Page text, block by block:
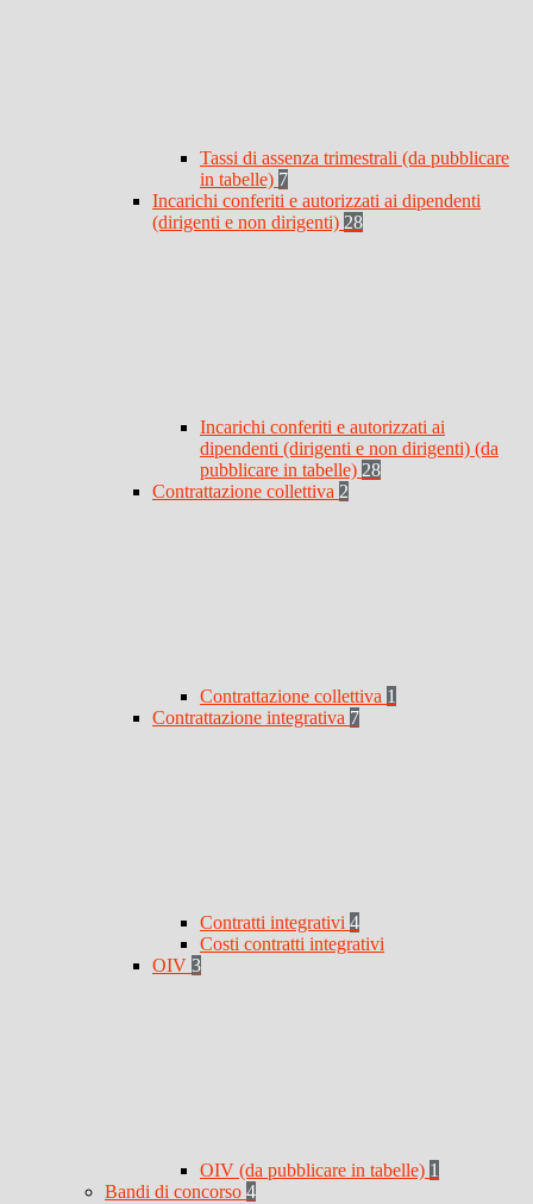
Tassi di assenza trimestrali (da pubblicare
in tabelle) 7
Incarichi conferiti e autorizzati ai dipendenti
(dirigenti e non dirigenti) 28
Incarichi conferiti e autorizzati ai
dipendenti (dirigenti e non dirigenti) (da
pubblicare in tabelle) 28
Contrattazione collettiva 2
Contrattazione collettiva 1
Contrattazione integrativa 7
Contratti integrativi 4
Costi contratti integrativi
OIV 3
OIV (da pubblicare in tabelle) 1
Bandi di concorso 4